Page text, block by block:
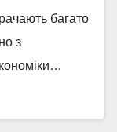
багато
з